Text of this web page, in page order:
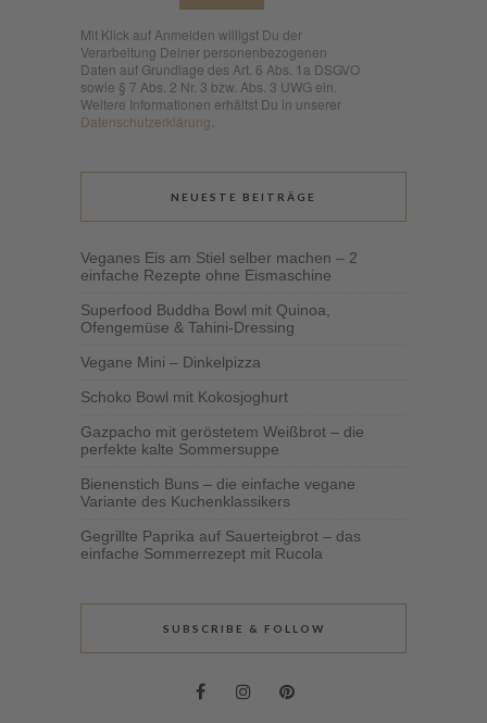
Mit Klick auf Anmelden willigst Du der
Verarbeitung Deiner personenbezogenen
Daten auf Grundlage des Art. 6 Abs. 1a DSGVO
sowie § 7 Abs. 2 Nr. 3 bzw. Abs. 3 UWG ein.
Weitere Informationen erhältst Du in unserer
Datenschutzerklärung
NEUESTE BEITRÄGE
Veganes Eis am Stiel selber machen – 2
einfache Rezepte ohne Eismaschine
Superfood Buddha Bowl mit Quinoa,
Ofengemüse & Tahini-Dressing
Vegane Mini – Dinkelpizza
Schoko Bowl mit Kokosjoghurt
Gazpacho mit geröstetem Weißbrot – die
perfekte kalte Sommersuppe
Bienenstich Buns – die einfache vegane
Variante des Kuchenklassikers
Gegrillte Paprika auf Sauerteigbrot – das
einfache Sommerrezept mit Rucola
SUBSCRIBE & FOLLOW